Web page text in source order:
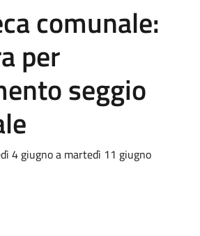
comunale:
per
seggio
4 giugno a martedì 11 giugno